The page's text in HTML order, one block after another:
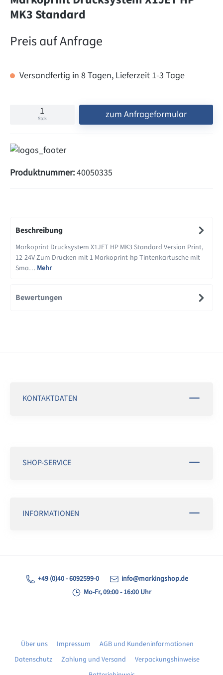
MK3 Standard
Preis auf Anfrage
Versandfertig in 8 Tagen, Lieferzeit 1-3 Tage
Stck zum Anfrageformular
Produktnummer:40050335
Beschreibung
Markoprint Drucksystem X1JET HP MK3 Standard Version Print,
12-24V Zum Drucken mit 1 Markoprint-hp Tintenkartusche mit
Sma… Mehr
Bewertungen
KONTAKTDATEN
SHOP-SERVICE
INFORMATIONEN
+49 (0)40 - 6092599-0
info@markingshop.de
Mo-Fr, 09:00 - 16:00 Uhr
Über uns Impressum
AGB und Kundeninformationen
Datenschutz
Zahlung und Versand
Verpackungshinweise